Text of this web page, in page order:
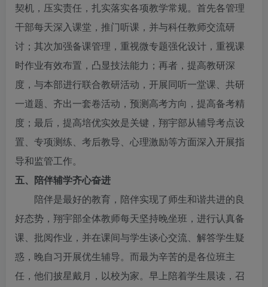
契机，压实责任，扎实落实各项教学常规。首先各管理
干部每天深入课堂，推门听课，并与科任教师交流研
讨；其次加强备课管理，重视微专题强化设计，重视课
时作业有效布置，凸显技法能力；再者，提高教研深
度，与本部进行联合教研活动，开展同听一堂课、共研
一道题、齐出一套卷活动，预测高考方向，提高备考精
度；最后，提高培优实效是关键，翔宇部从辅导考点设
置、专项测练、考后教导、心理激励等方面深入开展指
导和监管工作。
五、陪伴辅学齐心奋进
陪伴是最好的教育，陪伴实现了师生和谐共进的良
好态势，翔宇部全体教师每天坚持晚坐班，进行认真备
课、批阅作业，并在课间与学生谈心交流、解答学生疑
惑，晚自习开展优生辅导。而最为辛苦的是各位班主
任，他们披星戴月，以校为家。早上陪着学生晨读，召